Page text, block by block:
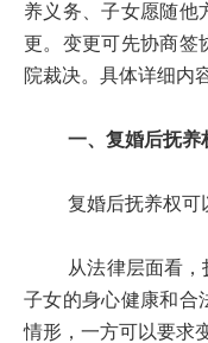
养义务、子女愿随他
更。变更可先协商签
院裁决。具体详细内
一、复婚后抚养
复婚后抚养权可以
从法律层面看，抚
子女的身心健康和合
情形，一方可以要求